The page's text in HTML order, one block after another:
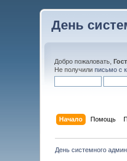
День
Добро пожаловать,
Не получилиписьмо с
Начало Помощь
День системного